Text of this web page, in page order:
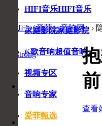
家
线
咨
询
藏
收
藏
本
页
HIFI音乐HIFI音乐
家庭影院家庭影院
K歌音响超值音响
视频专区
音响专家
爱菲甄选
爱HIFI（爱菲）音响网 › ›
minstrong
查看